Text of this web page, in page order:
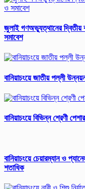
জুলাই গণঅভ্যুত্থানের দ্বিতীয়
সমাবেশ
বানিয়াচংয়ে জাতীয় পল্লী
বানিয়াচংয়ে বিভিন্ন শ্রেণী
বানিয়াচংয়ে চেয়ারম্যান ও
শতাধিক